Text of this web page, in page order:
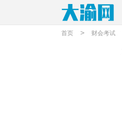
首页 > 财会考试